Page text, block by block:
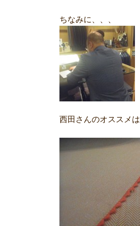
ちなみに、、、
西田さんのオススメは